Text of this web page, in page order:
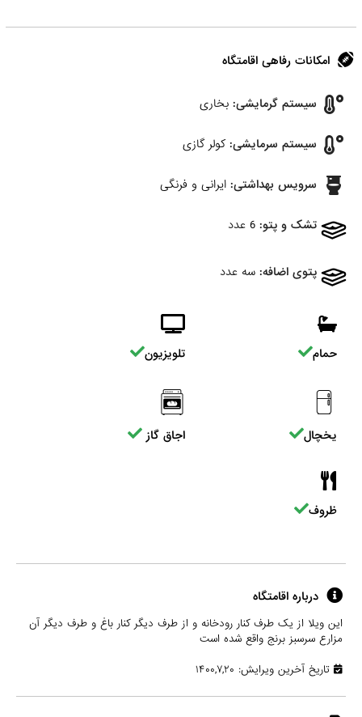
امکانات رفاهی اقامتگاه
سیستم گرمایشی: بخاری
سیستم سرمایشی: کولر گازی
سرویس بهداشتی: ایرانی و فرنگی
تشک و پتو: 6 عدد
پتوی اضافه: سه عدد
حمام تلویزیون
یخچال اجاق گاز
ظروف
درباره اقامتگاه
این ویلا از یک طرف کنار رودخانه و از طرف دیگر کنار باغ و طرف دیگر آن
مزارع سرسبز برنج واقع شده است
تاریخ آخرین ویرایش: ۱۴۰۰,۷,۲۰